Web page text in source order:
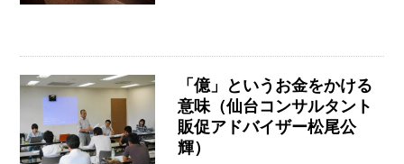
「億」というお金をかける
意味（仙台コンサルタント
販促アドバイザー松尾公
輝）